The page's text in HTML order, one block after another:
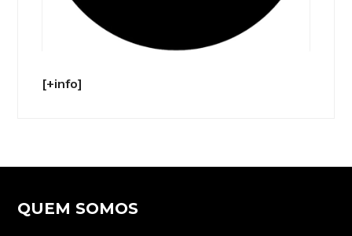
[+info]
QUEM SOMOS